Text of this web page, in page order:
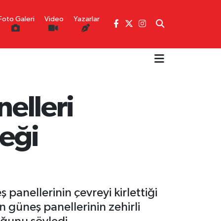
Foto Galeri Video Yazarlar
panellerinin çevreyi kirlettiği
güneş panellerinin zehirli